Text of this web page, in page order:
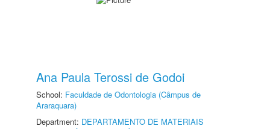
Ana Paula Terossi de Godoi
School: Faculdade de Odontologia (Câmpus de
Araraquara)
Department: DEPARTAMENTO DE MATERIAIS